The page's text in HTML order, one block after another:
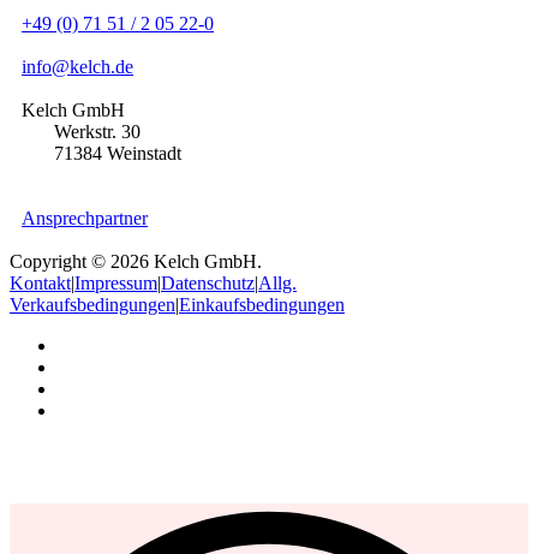
+49 (0) 71 51 / 2 05 22-0
info@kelch.de
Kelch GmbH
Werkstr. 30
71384 Weinstadt
Ansprechpartner
Copyright © 2026 Kelch GmbH.
Kontakt|Impressum|Datenschutz|Allg.
Verkaufsbedingungen|Einkaufsbedingungen